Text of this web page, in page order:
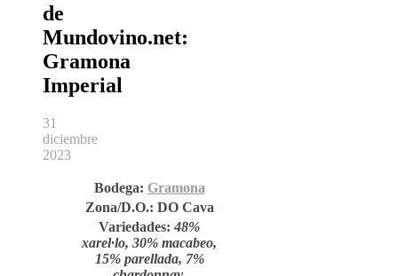
de
Mundovino.net:
Gramona
Imperial
31
diciembre
2023
Bodega: Gramona
Zona/D.O.: DOCava
Variedades: 48%
xarel·lo, 30% macabeo,
15% parellada, 7%